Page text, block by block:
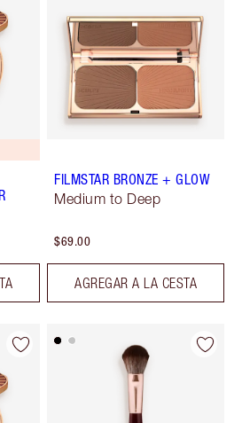
FILMSTAR BRONZE + GLOW
Medium to Deep
$69.00
AGREGAR A LA CESTA